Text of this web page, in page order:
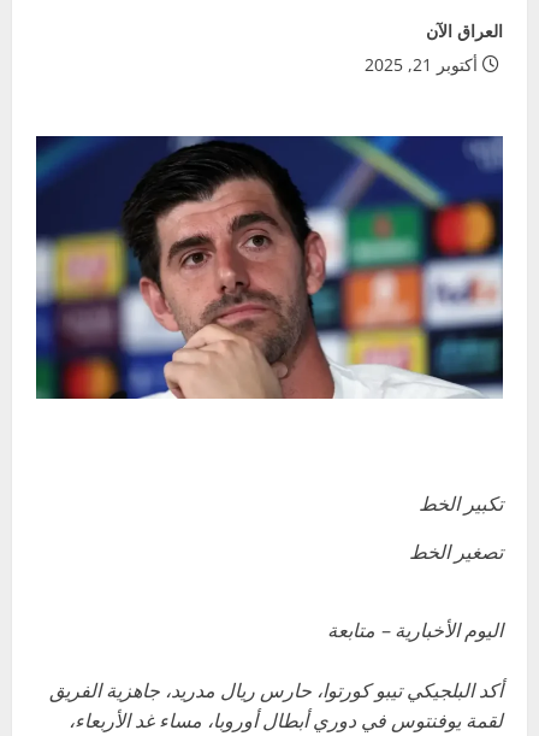
العراق الآن
أكتوبر 21, 2025
تكبير الخط
تصغير الخط
اليوم الأخبارية – متابعة
أكد البلجيكي تيبو كورتوا، حارس ريال مدريد، جاهزية الفريق
لقمة يوفنتوس في دوري أبطال أوروبا، مساء غد الأربعاء،